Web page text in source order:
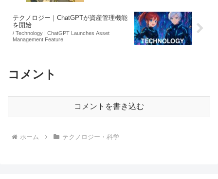
テクノロジー｜ChatGPTが資産管理機能
を開始
/ Technology | ChatGPT Launches Asset
Management Feature
コメント
コメントを書き込む
ホーム テクノロジー・科学